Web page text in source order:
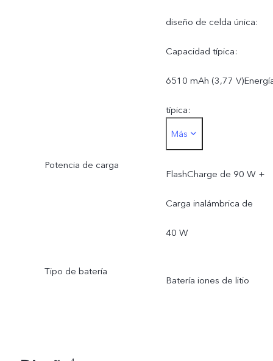
diseño de celda única:
Capacidad típica:
6510 mAh (3,77
típica:
24,55 WhCapacidad
nominal: 6375 mAh
(3,77 V)Energía nominal:
24,04 Wh
Más
Potencia de carga
FlashCharge de 90 W +
Carga inalámbrica de
40 W
Tipo de batería
Batería iones de litio